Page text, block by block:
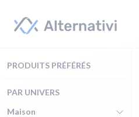
PRODUITS PRÉFÉRÉS
PAR UNIVERS
Maison